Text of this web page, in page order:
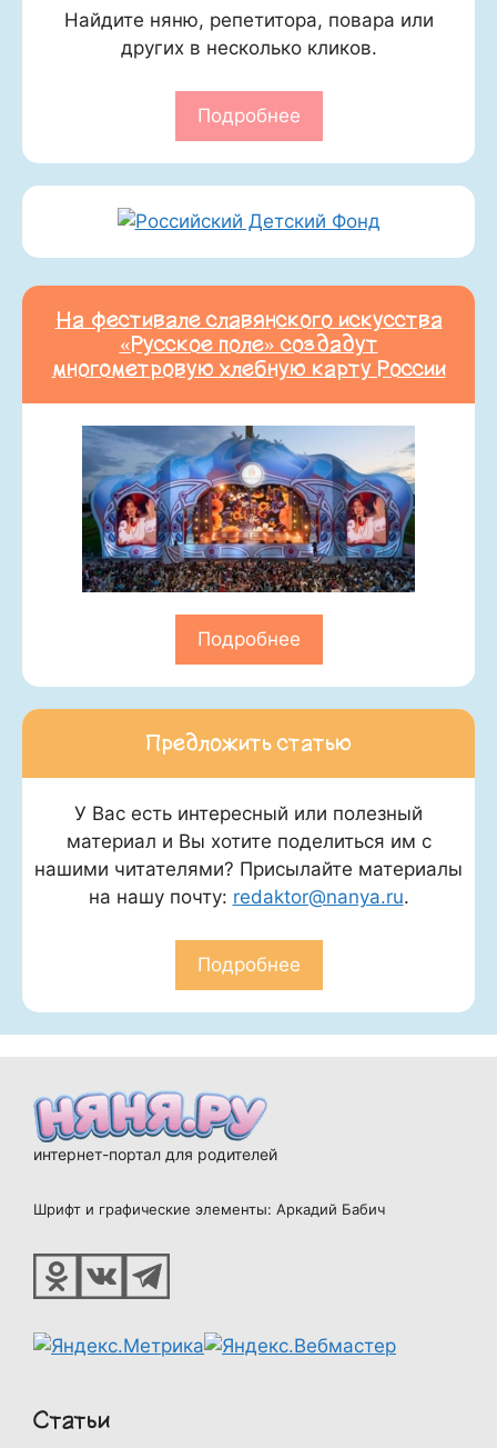
Найдите няню, репетитора, повара или
других в несколько кликов.
Подробнее
На фестивале славянского искусства
«Русское поле» создадут
многометровую хлебную карту России
Подробнее
Предложить статью
У Вас есть интересный или полезный
материал и Вы хотите поделиться им с
нашими читателями? Присылайте материалы
на нашу почту: redaktor@nanya.ru.
Подробнее
интернет-портал для родителей
Шрифт и графические элементы: Аркадий Бабич
Статьи